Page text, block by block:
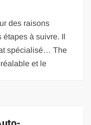
des raisons
étapes à suivre. Il
spécialisé… The
et le